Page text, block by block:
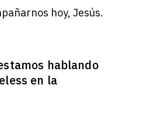
hoy, Jesús.
hablando
en la